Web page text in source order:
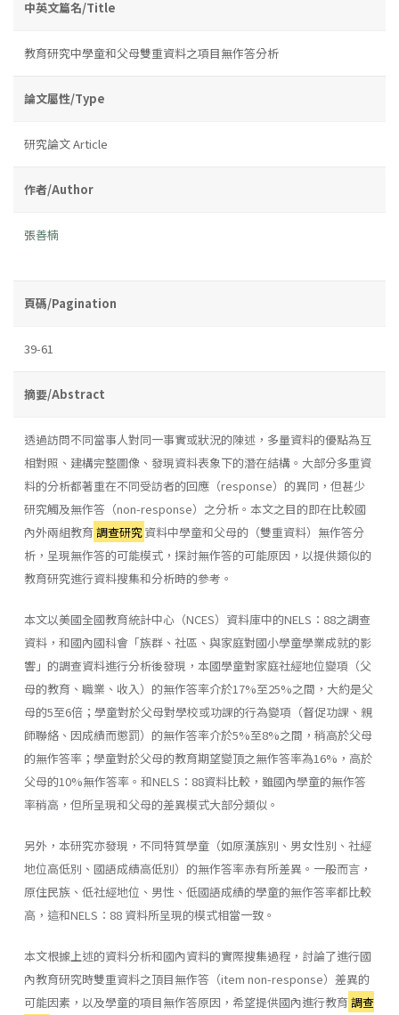
中英文篇名/Title
教育研究中學童和父母雙重資料之項目無作答分析
論文屬性/Type
研究論文 Article
作者/Author
張善楠
頁碼/Pagination
39-61
摘要/Abstract
透過訪問不同當事人對同一事實或狀況的陳述，多量資料的優點為互
相對照、建構完整圖像、發現資料表象下的潛在結構。大部分多重資
料的分析都著重在不同受訪者的回應（response）的異同，但甚少
研究觸及無作答（non-response）之分析。本文之目的即在比較國
內外兩組教育調查研究資料中學童和父母的（雙重資料）無作答分
析，呈現無作答的可能模式，探討無作答的可能原因，以提供類似的
教育研究進行資料搜集和分析時的參考。
本文以美國全國教育統計中心（NCES）資料庫中的NELS：88之調查
資料，和國內國科會「族群、社區、與家庭對國小學童學業成就的影
響」的調查資料進行分析後發現，本國學童對家庭社經地位變項（父
母的教育、職業、收入）的無作答率介於17%至25%之間，大約是父
母的5至6倍；學童對於父母對學校或功課的行為變項（督促功課、親
師聯絡、因成績而懲罰）的無作答率介於5%至8%之間，稍高於父母
的無作答率；學童對於父母的教育期望變頂之無作答率為16%，高於
父母的10%無作答率。和NELS：88資料比較，雖國內學童的無作答
率稍高，但所呈現和父母的差異模式大部分類似。
另外，本研究亦發現，不同特質學童（如原漢族別、男女性別、社經
地位高低別、國語成績高低別）的無作答率赤有所差異。一般而言，
原住民族、低社經地位、男性、低國語成績的學童的無作答率都比較
高，這和NELS：88 資料所呈現的模式相當一致。
本文根據上述的資料分析和國內資料的實際搜集過程，討論了進行國
內教育研究時雙重資料之頂目無作答（item non-response）差異的
可能因素，以及學童的項目無作答原因，希望提供國內進行教育調查